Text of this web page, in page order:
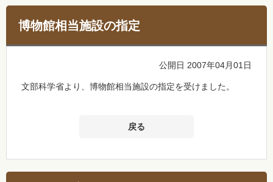
博物館相当施設の指定
公開日 2007年04月01日
文部科学省より、博物館相当施設の指定を受けました。
戻る